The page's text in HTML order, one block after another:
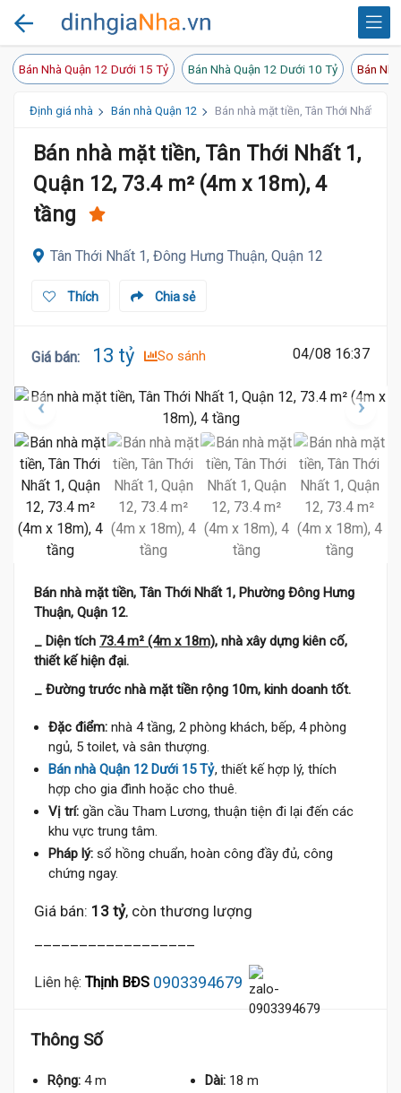
Bán Nhà Quận 12 Dưới 15 Tỷ Bán Nhà Quận 12 Dưới 10 Tỷ Bán
Định giá nhà Bán nhà Quận 12 Bán nhà mặt tiền, Tân Thới Nhất 1,
Bán nhà mặt tiền, Tân Thới Nhất 1,
Quận 12, 73.4 m² (4m x 18m), 4
tầng
Tân Thới Nhất 1, Đông Hưng Thuận, Quận 12
Chia sẻ
Thích
Giá bán: 13 tỷ So sánh 04/08 16:37
Bán nhà mặt tiền, Tân Thới Nhất 1, Phường Đông Hưng
Thuận, Quận 12.
_ Diện tích 73.4 m² (4m x 18m), nhà xây dựng kiên cố,
thiết kế hiện đại.
_ Đường trước nhà mặt tiền rộng 10m, kinh doanh tốt.
Đặc điểm: nhà 4 tầng, 2 phòng khách, bếp, 4 phòng
ngủ, 5 toilet, và sân thượng.
Bán nhà Quận 12 Dưới 15 Tỷ, thiết kế hợp lý, thích
hợp cho gia đình hoặc cho thuê.
Vị trí: gần cầu Tham Lương, thuận tiện đi lại đến các
khu vực trung tâm.
Pháp lý: sổ hồng chuẩn, hoàn công đầy đủ, công
chứng ngay.
Giá bán: 13 tỷ, còn thương lượng
Liên hệ: Thịnh BĐS 0903394679
Thông Số
Rộng: 4 m Dài: 18 m